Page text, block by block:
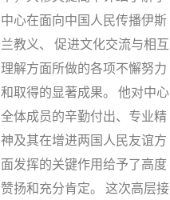
中心在面向中国人民传播伊斯
兰教义、 促进文化交流与相互
理解方面所做的各项不懈努力
和取得的显著成果。 他对中心
全体成员的辛勤付出、专业精
神及其在增进两国人民友谊方
面发挥的关键作用给予了高度
赞扬和充分肯定。 这次高层接